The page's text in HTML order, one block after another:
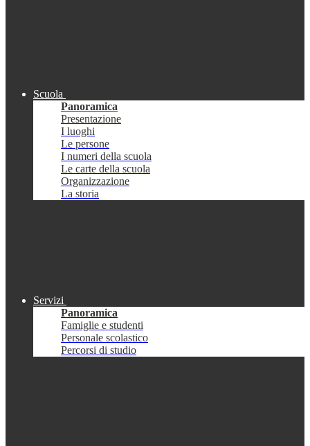
Scuola
Panoramica
Presentazione
I luoghi
Le persone
I numeri della scuola
Le carte della scuola
Organizzazione
La storia
Servizi
Panoramica
Famiglie e studenti
Personale scolastico
Percorsi di studio